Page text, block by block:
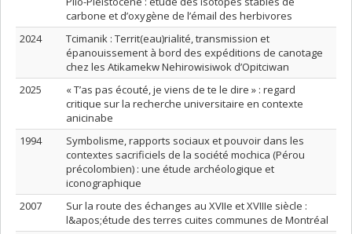
carbone et d’oxygène de l’émail des herbivores
2024
Tcimanik : Territ(eau)rialité, transmission et
épanouissement à bord des expéditions de canotage
chez les Atikamekw Nehirowisiwok d’Opitciwan
2025
« T’as pas écouté, je viens de te le dire » : regard
critique sur la recherche universitaire en contexte
anicinabe
1994
Symbolisme, rapports sociaux et pouvoir dans les
contextes sacrificiels de la société mochica (Pérou
précolombien) : une étude archéologique et
iconographique
2007
Sur la route des échanges au XVIIe et XVIIIe siècle :
l&apos;étude des terres cuites communes de Montréal